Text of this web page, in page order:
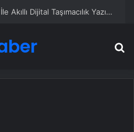
UETDS Nedir ? Uetds.com İle Akıllı Dijital Taşımacılık Yazılımı